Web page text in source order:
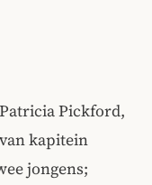
Pickford,
kapitein
jongens;